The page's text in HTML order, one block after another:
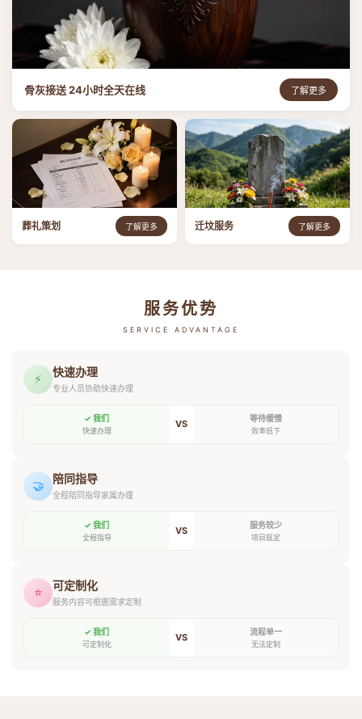
骨灰接送 24小时全天在线 了解更多
葬礼策划 了解更多 迁坟服务 了解更多
服务优势
SERVICE ADVANTAGE
⚡ 快速办理
专业人员协助快速办理
✓ 我们
快速办理
VS 等待缓慢
效率低下
🤝 陪同指导
全程陪同指导家属办理
✓ 我们
全程指导
VS 服务较少
项目既定
⭐ 可定制化
服务内容可根据需求定制
✓ 我们
可定制化
VS 流程单一
无法定制